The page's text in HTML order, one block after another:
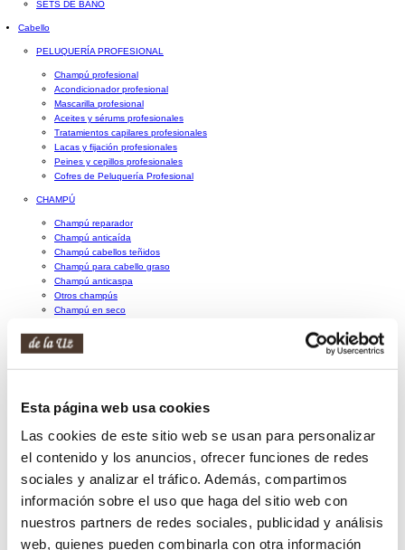
Esta página web usa cookies
Las cookies de este sitio web se usan para personalizar
el contenido y los anuncios, ofrecer funciones de redes
sociales y analizar el tráfico. Además, compartimos
información sobre el uso que haga del sitio web con
nuestros partners de redes sociales, publicidad y análisis
web, quienes pueden combinarla con otra información
SETS DE BAÑO
Cabello
PELUQUERÍA PROFESIONAL
Champú profesional
Acondicionador profesional
Mascarilla profesional
Aceites y sérums profesionales
Tratamientos capilares profesionales
Lacas y fijación profesionales
Peines y cepillos profesionales
Cofres de Peluquería Profesional
CHAMPÚ
Champú reparador
Champú anticaída
Champú cabellos teñidos
Champú para cabello graso
Champú anticaspa
Otros champús
Champú en seco
ACONDICIONADOR
MASCARILLA
TRATAMIENTOS CAPILARES
Protector térmico
Tratamiento anticaída
Tratamiento antipiojos
Otros tratamientos capilares
FIJACIÓN
Laca